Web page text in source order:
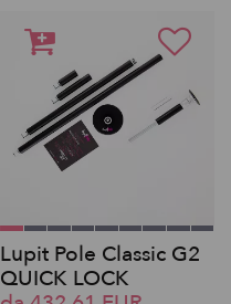
Lupit Pole Classic G2
QUICK LOCK